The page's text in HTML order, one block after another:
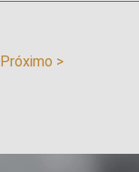
Próximo >